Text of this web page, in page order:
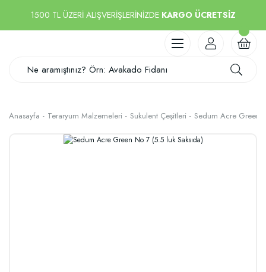
1500 TL ÜZERİ ALIŞVERİŞLERİNİZDE KARGO ÜCRETSİZ
Anasayfa Teraryum Malzemeleri Sukulent Çeşitleri Sedum Acre Green